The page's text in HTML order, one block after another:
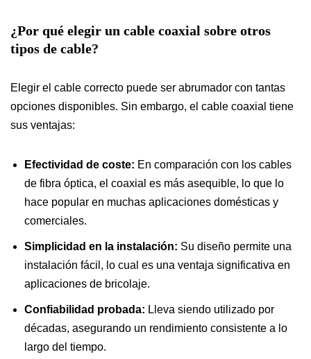
¿Por qué elegir un cable coaxial sobre otros
tipos de cable?
Elegir el cable correcto puede ser abrumador con tantas
opciones disponibles. Sin embargo, el cable coaxial tiene
sus ventajas:
Efectividad de coste: En comparación con los cables
de fibra óptica, el coaxial es más asequible, lo que lo
hace popular en muchas aplicaciones domésticas y
comerciales.
Simplicidad en la instalación: Su diseño permite una
instalación fácil, lo cual es una ventaja significativa en
aplicaciones de bricolaje.
Confiabilidad probada: Lleva siendo utilizado por
décadas, asegurando un rendimiento consistente a lo
largo del tiempo.